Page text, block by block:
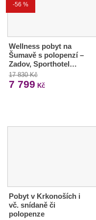
-56 %
Wellness pobyt na
Šumavě s polopenzí –
Zadov, Sporthotel…
17 830 Kč
7 799 Kč
Pobyt v Krkonoších i
vč. snídaně či
polopenze